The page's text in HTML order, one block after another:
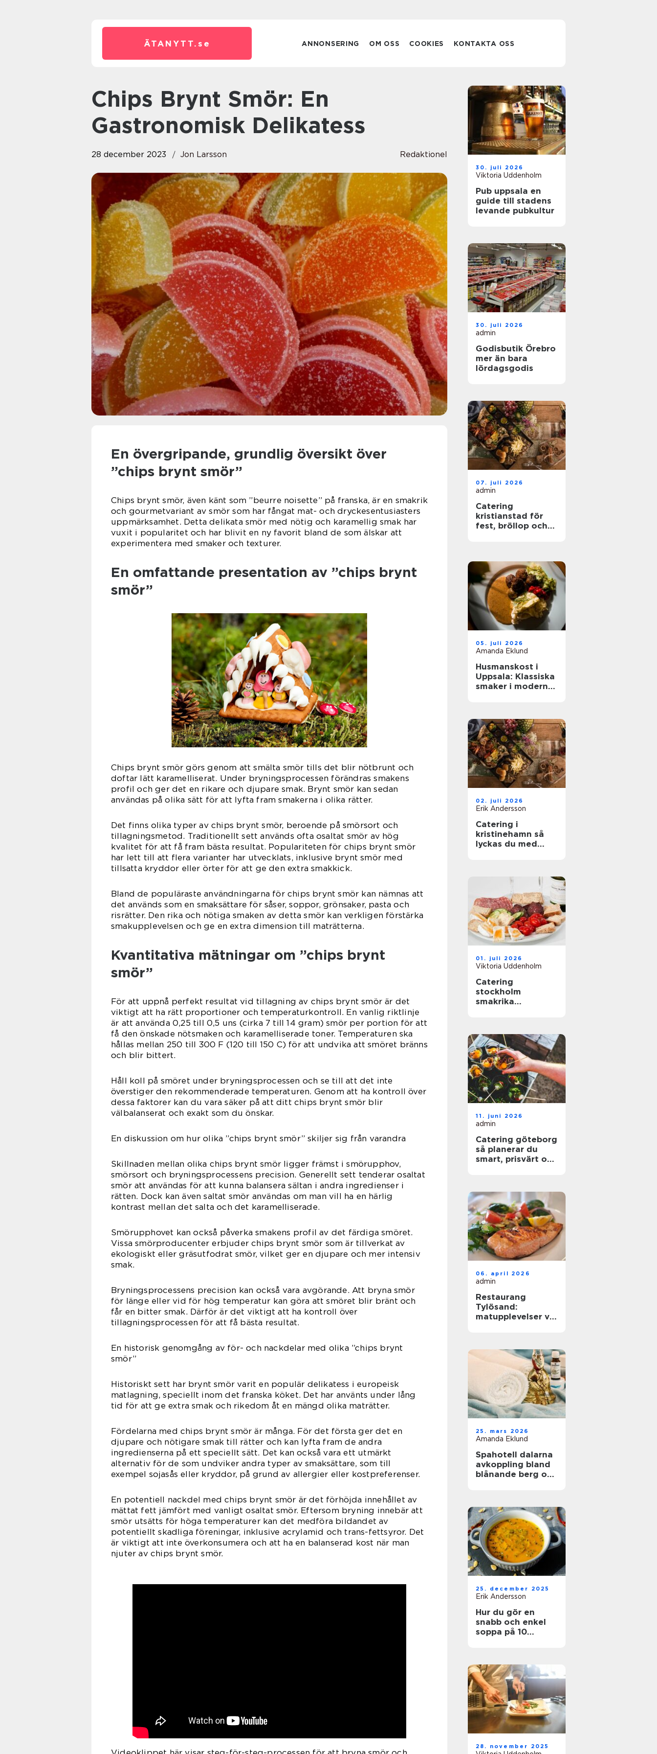
ÄTANYTT. se ANNONSERING OM OSS COOKIES KONTAKTA OSS
Chips Brynt Smör: En
Gastronomisk Delikatess
28 december 2023 Jon Larsson Redaktionel
En övergripande, grundlig översikt över
”chips brynt smör”
Chips brynt smör, även känt som ”beurre noisette” på franska, är en smakrik
och gourmetvariant av smör som har fångat mat- och dryckesentusiasters
uppmärksamhet. Detta delikata smör med nötig och karamellig smak har
vuxit i popularitet och har blivit en ny favorit bland de som älskar att
experimentera med smaker och texturer.
En omfattande presentation av ”chips brynt
smör”
Chips brynt smör görs genom att smälta smör tills det blir nötbrunt och
doftar lätt karamelliserat. Under bryningsprocessen förändras smakens
profil och ger det en rikare och djupare smak. Brynt smör kan sedan
användas på olika sätt för att lyfta fram smakerna i olika rätter.
Det finns olika typer av chips brynt smör, beroende på smörsort och
tillagningsmetod. Traditionellt sett används ofta osaltat smör av hög
kvalitet för att få fram bästa resultat. Populariteten för chips brynt smör
har lett till att flera varianter har utvecklats, inklusive brynt smör med
tillsatta kryddor eller örter för att ge den extra smakkick.
Bland de populäraste användningarna för chips brynt smör kan nämnas att
det används som en smaksättare för såser, soppor, grönsaker, pasta och
risrätter. Den rika och nötiga smaken av detta smör kan verkligen förstärka
smakupplevelsen och ge en extra dimension till maträtterna.
Kvantitativa mätningar om ”chips brynt
smör”
För att uppnå perfekt resultat vid tillagning av chips brynt smör är det
viktigt att ha rätt proportioner och temperaturkontroll. En vanlig riktlinje
är att använda 0,25 till 0,5 uns (cirka 7 till 14 gram) smör per portion för att
få den önskade nötsmaken och karamelliserade toner. Temperaturen ska
hållas mellan 250 till 300 F (120 till 150 C) för att undvika att smöret bränns
och blir bittert.
Håll koll på smöret under bryningsprocessen och se till att det inte
överstiger den rekommenderade temperaturen. Genom att ha kontroll över
dessa faktorer kan du vara säker på att ditt chips brynt smör blir
välbalanserat och exakt som du önskar.
En diskussion om hur olika ”chips brynt smör” skiljer sig från varandra
Skillnaden mellan olika chips brynt smör ligger främst i smörupphov,
smörsort och bryningsprocessens precision. Generellt sett tenderar osaltat
smör att användas för att kunna balansera sältan i andra ingredienser i
rätten. Dock kan även saltat smör användas om man vill ha en härlig
kontrast mellan det salta och det karamelliserade.
Smörupphovet kan också påverka smakens profil av det färdiga smöret.
Vissa smörproducenter erbjuder chips brynt smör som är tillverkat av
ekologiskt eller gräsutfodrat smör, vilket ger en djupare och mer intensiv
smak.
Bryningsprocessens precision kan också vara avgörande. Att bryna smör
för länge eller vid för hög temperatur kan göra att smöret blir bränt och
får en bitter smak. Därför är det viktigt att ha kontroll över
tillagningsprocessen för att få bästa resultat.
En historisk genomgång av för- och nackdelar med olika ”chips brynt
smör”
Historiskt sett har brynt smör varit en populär delikatess i europeisk
matlagning, speciellt inom det franska köket. Det har använts under lång
tid för att ge extra smak och rikedom åt en mängd olika maträtter.
Fördelarna med chips brynt smör är många. För det första ger det en
djupare och nötigare smak till rätter och kan lyfta fram de andra
ingredienserna på ett speciellt sätt. Det kan också vara ett utmärkt
alternativ för de som undviker andra typer av smaksättare, som till
exempel sojasås eller kryddor, på grund av allergier eller kostpreferenser.
En potentiell nackdel med chips brynt smör är det förhöjda innehållet av
mättat fett jämfört med vanligt osaltat smör. Eftersom bryning innebär att
smör utsätts för höga temperaturer kan det medföra bildandet av
potentiellt skadliga föreningar, inklusive acrylamid och trans-fettsyror. Det
är viktigt att inte överkonsumera och att ha en balanserad kost när man
njuter av chips brynt smör.
30. juli 2026
Viktoria Uddenholm
Pub uppsala en
guide till stadens
levande pubkultur
30. juli 2026
admin
Godisbutik Örebro
mer än bara
lördagsgodis
07. juli 2026
admin
Catering
kristianstad för
fest, bröllop och
05. juli 2026
Amanda Eklund
Husmanskost i
Uppsala: Klassiska
smaker i modern
02. juli 2026
Erik Andersson
Catering i
kristinehamn så
lyckas du med
01. juli 2026
Viktoria Uddenholm
Catering
stockholm
smakrika
11. juni 2026
admin
Catering göteborg
så planerar du
smart, prisvärt och
06. april 2026
admin
Restaurang
Tylösand:
matupplevelser vid
25. mars 2026
Amanda Eklund
Spahotell dalarna
avkoppling bland
blånande berg och
25. december 2025
Erik Andersson
Hur du gör en
snabb och enkel
soppa på 10
28. november 2025